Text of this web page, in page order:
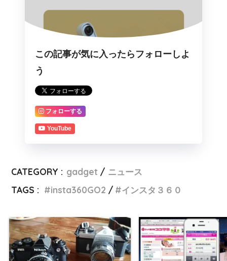
この記事が気に入ったらフォローしよ
う
フォローする
YouTube
CATEGORY : gadget
ニュース
TAGS :
insta360GO2 インスタ３６０